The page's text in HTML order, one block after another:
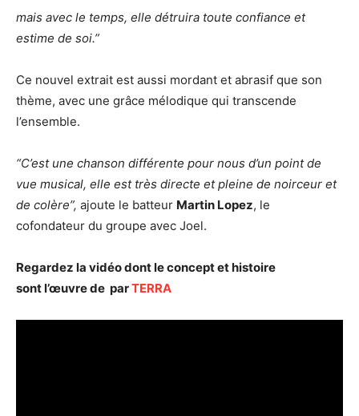
mais avec le temps, elle détruira toute confiance et
estime de soi.”
Ce nouvel extrait est aussi mordant et abrasif que son
thème, avec une grâce mélodique qui transcende
l’ensemble.
“C’est une chanson différente pour nous d’un point de
vue musical, elle est très directe et pleine de noirceur et
de colère”, ajoute le batteur Martin Lopez, le
cofondateur du groupe avec Joel.
Regardez la vidéo dont le concept et histoire
sont l’œuvre de parTERRA